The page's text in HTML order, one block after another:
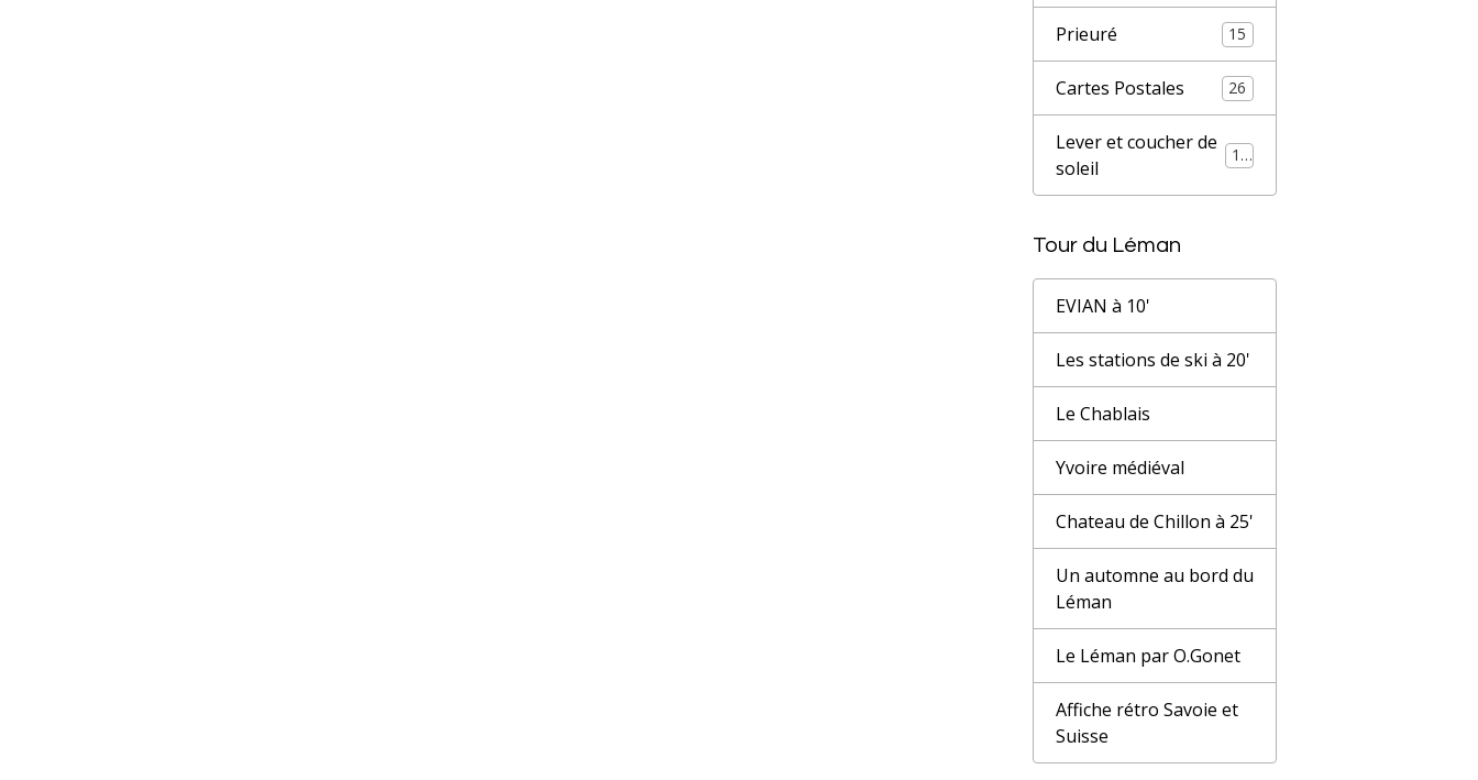
Prieuré 15
Cartes Postales 26
Lever et coucher de
soleil
13
Tour du Léman
EVIAN à 10'
Les stations de ski à 20'
Le Chablais
Yvoire médiéval
Chateau de Chillon à 25'
Un automne au bord du
Léman
Le Léman par O.Gonet
Affiche rétro Savoie et
Suisse